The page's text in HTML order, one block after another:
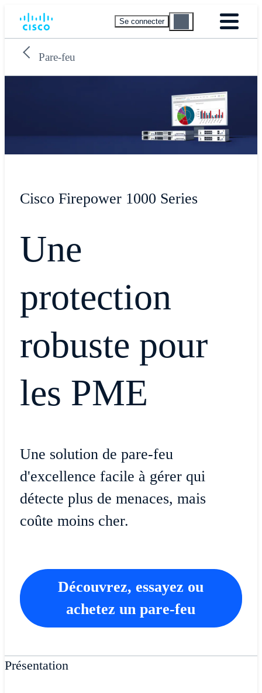
Se connecter
Pare-feu
Cisco Firepower 1000 Series
Une
protection
robuste pour
les PME
Une solution de pare-feu
d'excellence facile à gérer qui
détecte plus de menaces, mais
coûte moins cher.
Découvrez, essayez ou
achetez un pare-feu
Présentation